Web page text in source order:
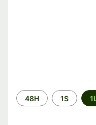
Perioada
48H 1S